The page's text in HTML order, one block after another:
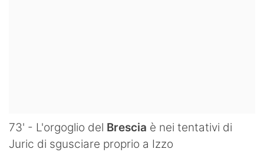
73' - L'orgoglio del Brescia è nei tentativi di
Juric di sgusciare proprio a Izzo